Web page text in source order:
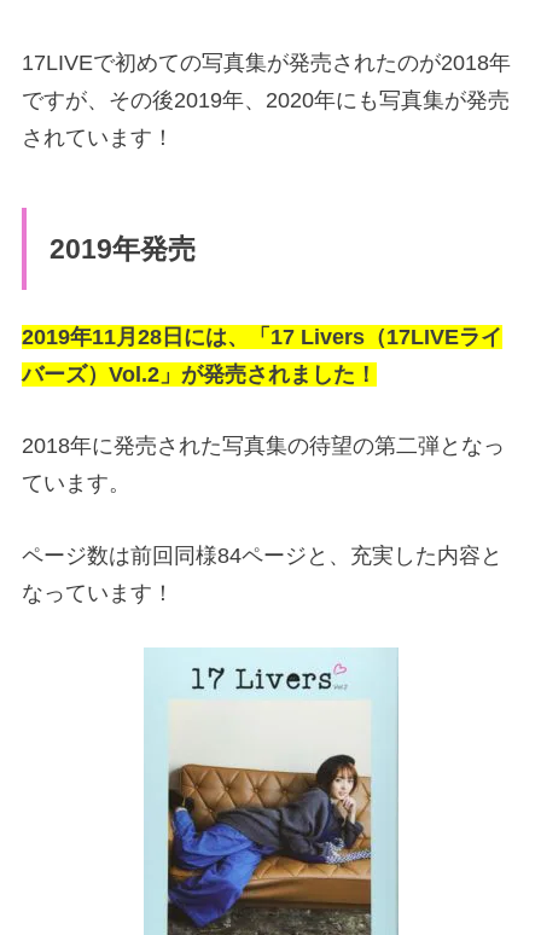
17LIVEで初めての写真集が発売されたのが2018年
ですが、その後2019年、2020年にも写真集が発売
されています！
2019年発売
2019年11月28日には、「17 Livers（17LIVEライ
バーズ）Vol.2」が発売されました！
2018年に発売された写真集の待望の第二弾となっ
ています。
ページ数は前回同様84ページと、充実した内容と
なっています！